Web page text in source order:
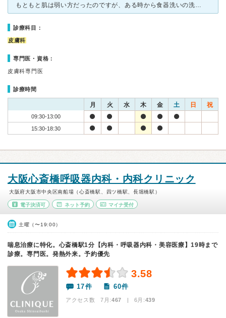
もともと肌は弱い方だったのですが、ある時から食器洗いの洗剤でかぶれるようになり、冬場は人前で手を出すのが苦痛なくらい指の関節が赤ギレだらけになり、市販のぬり薬では全くよくならず、季節病と諦めていました
診療科目：
皮膚科
専門医・資格：
皮膚科専門医
診療時間
月 火 水 木 金 土 日 祝
09:30-13:00
15:30-18:30
大阪心斎橋呼吸器内科・内科クリニック
大阪府大阪市中央区南船場（心斎橋駅、四ツ橋駅、長堀橋駅）
電子決済可 ネット予約 マイナ受付
土曜（〜19:00）
喘息治療に特化。心斎橋駅1分【内科・呼吸器内科・美容医療】19時まで
診療。専門医。発熱外来。予約優先
3.58
17件 60件
アクセス数 7月:467 | 6月:439